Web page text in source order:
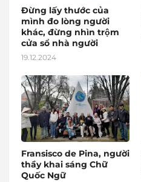
Đừng lấy thước của
mình đo lòng người
khác, đừng nhìn trộm
cửa sổ nhà người
19.12.2024
Fransisco de Pina, người
thầy khai sáng Chữ
Quốc Ngữ